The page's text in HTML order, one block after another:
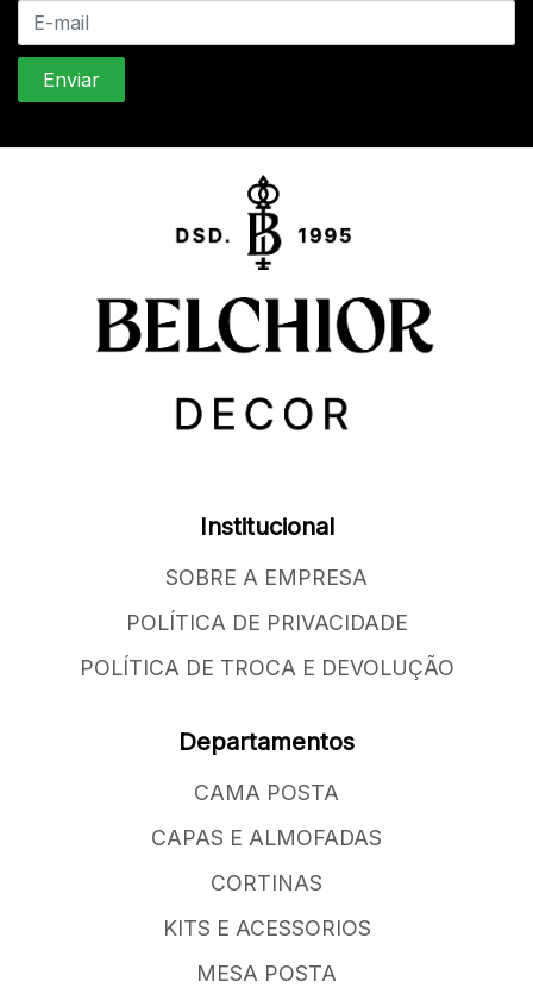
Institucional
SOBRE A EMPRESA
POLÍTICA DE PRIVACIDADE
POLÍTICA DE TROCA E DEVOLUÇÃO
Departamentos
CAMA POSTA
CAPAS E ALMOFADAS
CORTINAS
KITS E ACESSORIOS
MESA POSTA